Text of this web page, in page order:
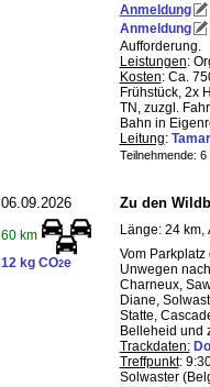
Anmeldung
Anmeldung
Aufforderung.
Leistungen:
Kosten: Ca.
Frühstück, 2x
TN, zuzgl.
Bahn in
Leitung:
Teilnehmende:
06.09.2026
60 km
12 kg CO2e
Zu den
Länge: 24 km,
Vom
Unwegen
Charneux,
Diane,
Statte,
Belleheid und
Trackdaten:
Treffpunkt:
Solwaster